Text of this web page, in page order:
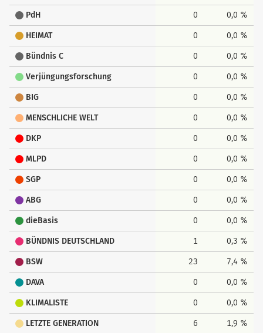
PdH 0 0,0 %
HEIMAT 0 0,0 %
Bündnis C 0 0,0 %
Verjüngungsforschung 0 0,0 %
BIG 0 0,0 %
MENSCHLICHE WELT 0 0,0 %
DKP 0 0,0 %
MLPD 0 0,0 %
SGP 0 0,0 %
ABG 0 0,0 %
dieBasis 0 0,0 %
BÜNDNIS DEUTSCHLAND 1 0,3 %
BSW 23 7,4 %
DAVA 0 0,0 %
KLIMALISTE 0 0,0 %
LETZTE GENERATION 6 1,9 %